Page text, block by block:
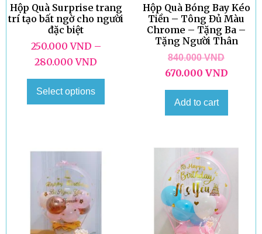
Hộp Quà Surprise trang
trí tạo bất ngờ cho người
đặc biệt
250.000VND –
280.000VND
Select options
Hộp Quà Bóng Bay Kéo
Tiền – Tông Đủ Màu
Chrome – Tặng Ba –
Tặng Người Thân
840.000VND
670.000 VND
Add to cart